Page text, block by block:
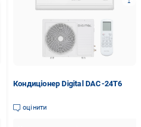
Кондиціонер Digital DAC-24T6
оцінити